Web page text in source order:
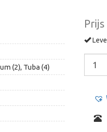
(2), Tuba (4)
Prijs